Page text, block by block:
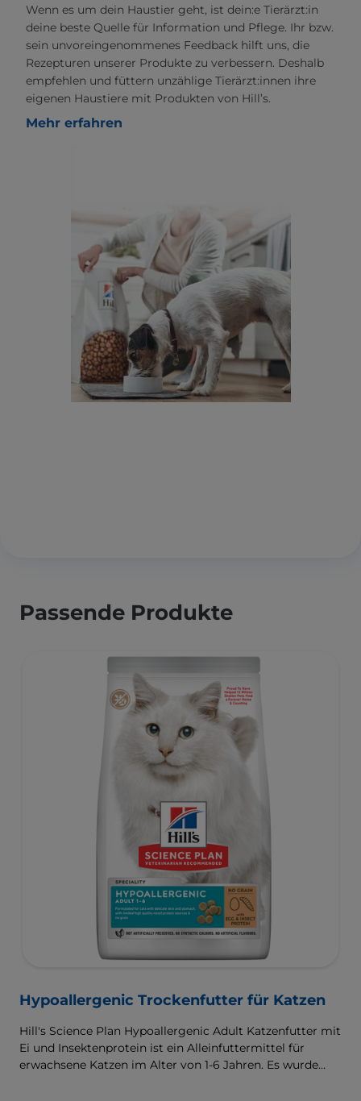
Wenn es um dein Haustier geht, ist dein:e Tierärzt:in
deine beste Quelle für Information und Pflege. Ihr bzw.
sein unvoreingenommenes Feedback hilft uns, die
Rezepturen unserer Produkte zu verbessern. Deshalb
empfehlen und füttern unzählige Tierärzt:innen ihre
eigenen Haustiere mit Produkten von Hill’s.
Mehr erfahren
Passende Produkte
Hypoallergenic Trockenfutter für Katzen
Hill's Science Plan Hypoallergenic Adult Katzenfutter mit
Ei und Insektenprotein ist ein Alleinfuttermittel für
erwachsene Katzen im Alter von 1-6 Jahren. Es wurde